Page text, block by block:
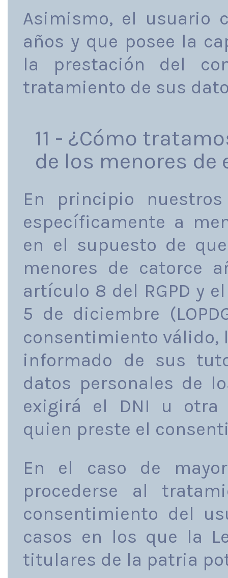
Asimismo, el usuario
años y que posee la
la prestación del
tratamiento de sus
11 - ¿Cómo
de los menores de
En principio
específicamente a
en el supuesto de
menores de catorce
artículo 8 del RGPD y
5 de diciembre
consentimiento válido,
informado de sus
datos personales de
exigirá el DNI u otra
quien preste el
En el caso de
procederse al
consentimiento del
casos en los que la
titulares de la patria